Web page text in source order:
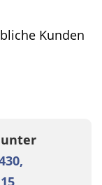
Kunden